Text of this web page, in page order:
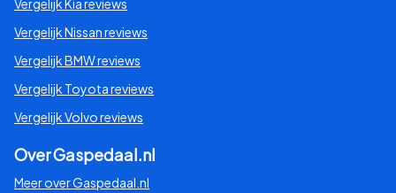
Daihatsu
DS
Ferrari
Vergelijk Kia reviews
Vergelijk Nissan reviews
Vergelijk BMW reviews
Vergelijk Toyota reviews
Vergelijk Volvo reviews
Over Gaspedaal.nl
Meer over Gaspedaal.nl